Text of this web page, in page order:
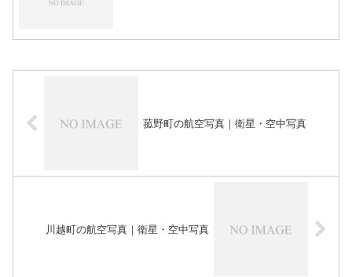
菰野町の航空写真｜衛星・空中写真
川越町の航空写真｜衛星・空中写真